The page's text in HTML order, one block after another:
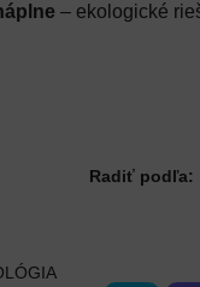
– ekologické
Radiť podľa: